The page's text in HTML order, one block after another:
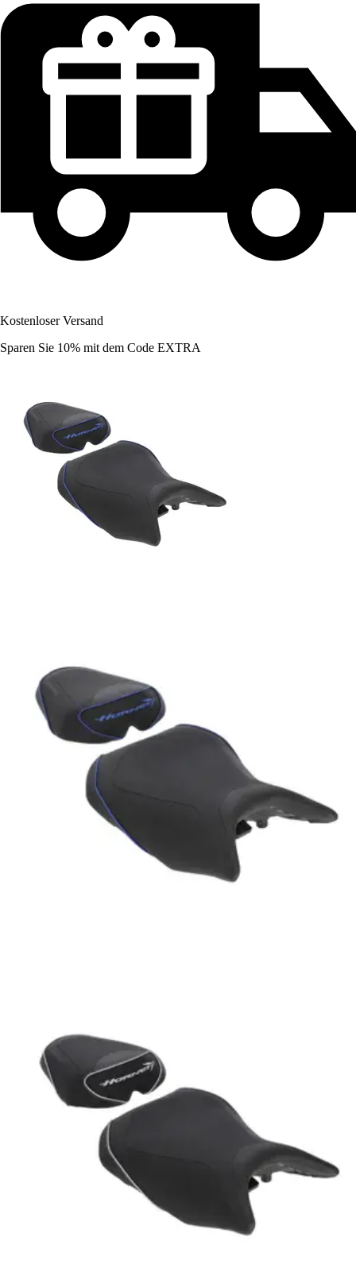
Kostenloser Versand
Sparen Sie 10% mit dem Code EXTRA